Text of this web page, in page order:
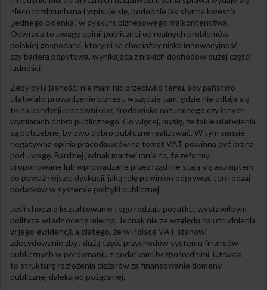
nieco rozdmuchana i wpisuje się, podobnie jak słynna kwestia
„jednego okienka”, w dyskurs biznesowego malkontenctwa.
Odwraca to uwagę opinii publicznej od realnych problemów
polskiej gospodarki, którymi są chociażby niska innowacyjność
czy bariera popytowa, wynikająca z niskich dochodów dużej części
ludności.
Żeby była jasność: nie mam nic przeciwko temu, aby państwo
ułatwiało prowadzenie biznesu wszędzie tam, gdzie nie odbija się
to na kondycji pracowników, środowiska naturalnego czy innych
wymiarach dobra publicznego. Co więcej, myślę, że takie ułatwienia
są potrzebne, by owo dobro publiczne realizować. W tym sensie
negatywna opinia pracodawców na temat VAT powinna być brana
pod uwagę. Bardziej jednak martwi mnie to, że reformy
proponowane lub wprowadzane przez rząd nie stają się asumptem
do poważniejszej dyskusji, jaką rolę powinien odgrywać ten rodzaj
podatków w systemie polityki publicznej.
Jeśli chodzi o kształtowanie tego rodzaju podatku, wystawiłbym
polityce władz ocenę mierną. Jednak nie ze względu na utrudnienia
w jego ewidencji, a dlatego, że w Polsce VAT stanowi
zdecydowanie zbyt dużą część przychodów systemu finansów
publicznych w porównaniu z podatkami bezpośrednimi. Utrwala
to strukturę rozłożenia ciężarów za finansowanie domeny
publicznej daleką od pożądanej.